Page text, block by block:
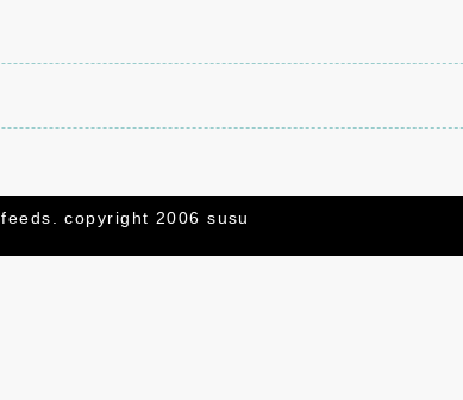
feeds. copyright 2006 susu